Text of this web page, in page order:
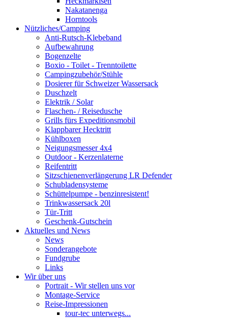
Nakatanenga
Horntools
Nützliches/Camping
Anti-Rutsch-Klebeband
Aufbewahrung
Bogenzelte
Boxio - Toilet - Trenntoilette
Campingzubehör/Stühle
Dosierer für Schweizer Wassersack
Duschzelt
Elektrik / Solar
Flaschen- / Reisedusche
Grills fürs Expeditionsmobil
Klappbarer Hecktritt
Kühlboxen
Neigungsmesser 4x4
Outdoor - Kerzenlaterne
Reifentritt
Sitzschienenverlängerung LR Defender
Schubladensysteme
Schüttelpumpe - benzinresistent!
Trinkwassersack 20l
Tür-Tritt
Geschenk-Gutschein
Aktuelles und News
News
Sonderangebote
Fundgrube
Links
Wir über uns
Portrait - Wir stellen uns vor
Montage-Service
Reise-Impressionen
tour-tec unterwegs...